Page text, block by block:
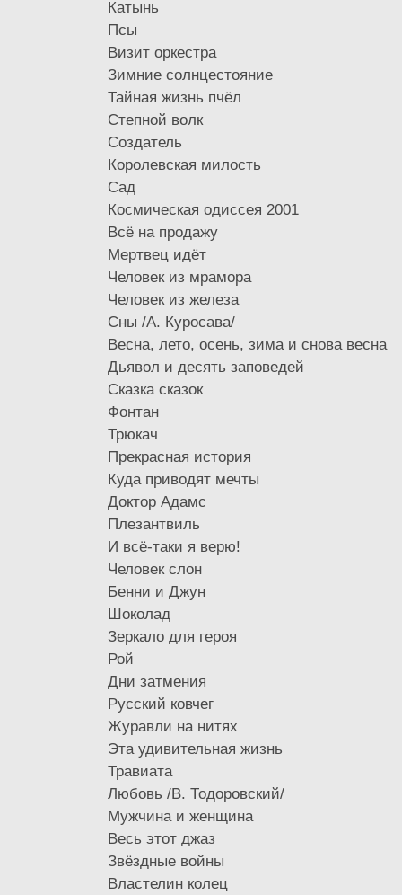
Катынь
Псы
Визит оркестра
Зимние солнцестояние
Тайная жизнь пчёл
Степной волк
Создатель
Королевская милость
Сад
Космическая одиссея 2001
Всё на продажу
Мертвец идёт
Человек из мрамора
Человек из железа
Сны /А. Куросава/
Весна, лето, осень, зима и снова весна
Дьявол и десять заповедей
Сказка сказок
Фонтан
Трюкач
Прекрасная история
Куда приводят мечты
Доктор Адамс
Плезантвиль
И всё-таки я верю!
Человек слон
Бенни и Джун
Шоколад
Зеркало для героя
Рой
Дни затмения
Русский ковчег
Журавли на нитях
Эта удивительная жизнь
Травиата
Любовь /В. Тодоровский/
Мужчина и женщина
Весь этот джаз
Звёздные войны
Властелин колец